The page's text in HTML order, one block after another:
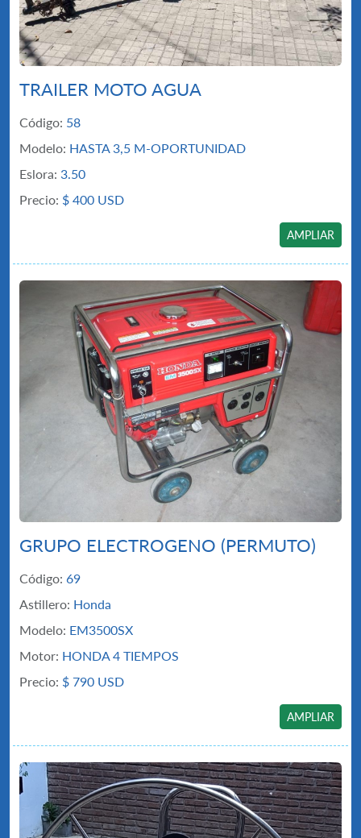
TRAILER MOTO AGUA
Código: 58
Modelo: HASTA 3,5 M-OPORTUNIDAD
Eslora: 3.50
Precio: $ 400 USD
AMPLIAR
GRUPO ELECTROGENO (PERMUTO)
Código: 69
Astillero: Honda
Modelo: EM3500SX
Motor: HONDA 4 TIEMPOS
Precio: $ 790 USD
AMPLIAR